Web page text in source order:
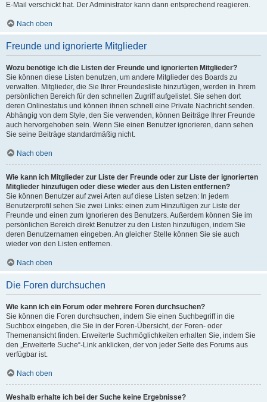
E-Mail verschickt hat. Der Administrator kann dann entsprechend reagieren.
Nach oben
Freunde und ignorierte Mitglieder
Wozu benötige ich die Listen der Freunde und ignorierten Mitglieder?
Sie können diese Listen benutzen, um andere Mitglieder des Boards zu
verwalten. Mitglieder, die Sie Ihrer Freundesliste hinzufügen, werden in Ihrem
persönlichen Bereich für den schnellen Zugriff aufgelistet. Sie sehen dort
deren Onlinestatus und können ihnen schnell eine Private Nachricht senden.
Abhängig von dem Style, den Sie verwenden, können Beiträge Ihrer Freunde
auch hervorgehoben sein. Wenn Sie einen Benutzer ignorieren, dann sehen
Sie seine Beiträge standardmäßig nicht.
Nach oben
Wie kann ich Mitglieder zur Liste der Freunde oder zur Liste der ignorierten
Mitglieder hinzufügen oder diese wieder aus den Listen entfernen?
Sie können Benutzer auf zwei Arten auf diese Listen setzen: In jedem
Benutzerprofil sehen Sie zwei Links: einen zum Hinzufügen zur Liste der
Freunde und einen zum Ignorieren des Benutzers. Außerdem können Sie im
persönlichen Bereich direkt Benutzer zu den Listen hinzufügen, indem Sie
deren Benutzernamen eingeben. An gleicher Stelle können Sie sie auch
wieder von den Listen entfernen.
Nach oben
Die Foren durchsuchen
Wie kann ich ein Forum oder mehrere Foren durchsuchen?
Sie können die Foren durchsuchen, indem Sie einen Suchbegriff in die
Suchbox eingeben, die Sie in der Foren-Übersicht, der Foren- oder
Themenansicht finden. Erweiterte Suchmöglichkeiten erhalten Sie, indem Sie
den „Erweiterte Suche“-Link anklicken, der von jeder Seite des Forums aus
verfügbar ist.
Nach oben
Weshalb erhalte ich bei der Suche keine Ergebnisse?